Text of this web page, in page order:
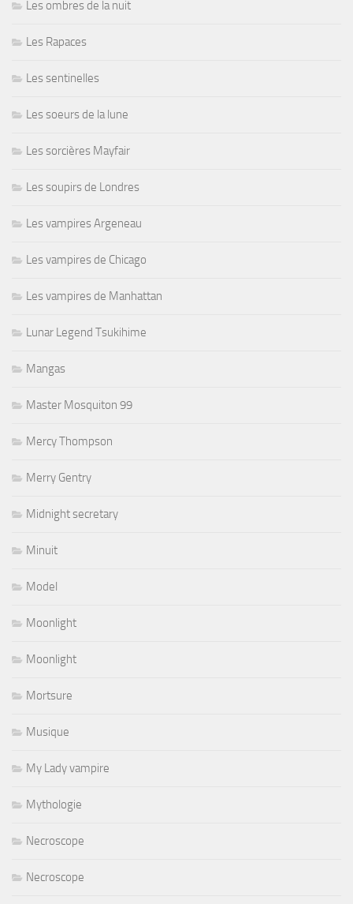
Les ombres de la nuit
Les Rapaces
Les sentinelles
Les soeurs de la lune
Les sorcières Mayfair
Les soupirs de Londres
Les vampires Argeneau
Les vampires de Chicago
Les vampires de Manhattan
Lunar Legend Tsukihime
Mangas
Master Mosquiton 99
Mercy Thompson
Merry Gentry
Midnight secretary
Minuit
Model
Moonlight
Moonlight
Mortsure
Musique
My Lady vampire
Mythologie
Necroscope
Necroscope